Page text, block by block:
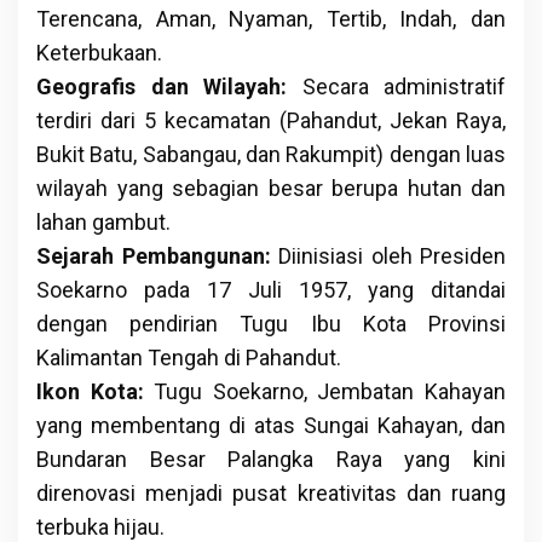
Terencana, Aman, Nyaman, Tertib, Indah, dan
Keterbukaan.
Geografis dan Wilayah: Secara administratif
terdiri dari 5 kecamatan (Pahandut, Jekan Raya,
Bukit Batu, Sabangau, dan Rakumpit) dengan luas
wilayah yang sebagian besar berupa hutan dan
lahan gambut.
Sejarah Pembangunan: Diinisiasi oleh Presiden
Soekarno pada 17 Juli 1957, yang ditandai
dengan pendirian Tugu Ibu Kota Provinsi
Kalimantan Tengah di Pahandut.
Ikon Kota: Tugu Soekarno, Jembatan Kahayan
yang membentang di atas Sungai Kahayan, dan
Bundaran Besar Palangka Raya yang kini
direnovasi menjadi pusat kreativitas dan ruang
terbuka hijau.